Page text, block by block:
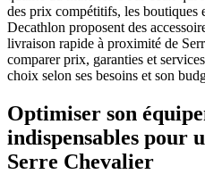
des prix compétitifs, les
Decathlon proposent des
livraison rapide à proximité de
comparer prix, garanties et
choix selon ses besoins et son
Optimiser son
indispensables pour
Serre Chevalier